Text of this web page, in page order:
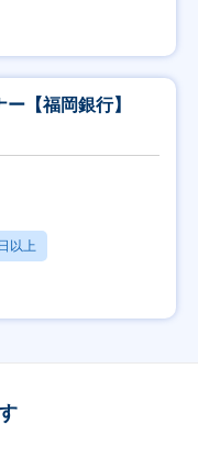
【福岡銀行】
以上